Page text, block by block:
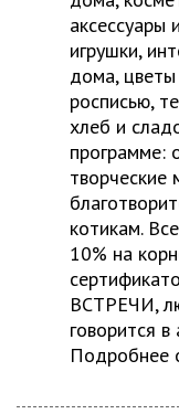
аксессуары
игрушки,
дома,
росписью,
хлеб и
программе:
творческие
котикам.
10% на
ВСТРЕЧИ,
говорится
Подробнее